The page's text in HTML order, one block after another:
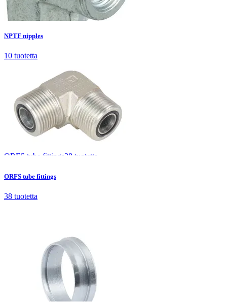
NPTF nipples10 tuotetta
NPTF nipples
10 tuotetta
ORFS tube fittings38 tuotetta
ORFS tube fittings
38 tuotetta
Poclain couplings tuotetta